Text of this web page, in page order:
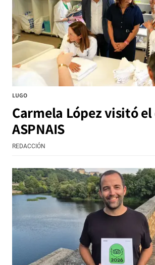
LUGO
Carmela López visitó
ASPNAIS
REDACCIÓN